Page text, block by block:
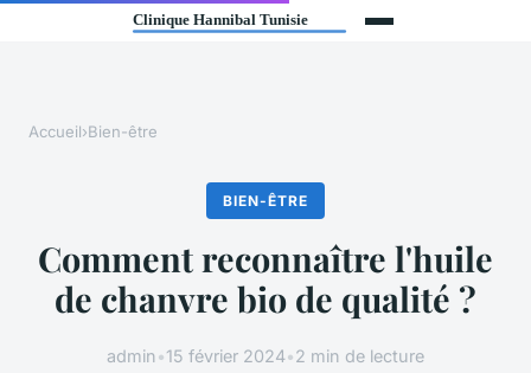
Accueil›Bien-être
BIEN-ÊTRE
Comment reconnaître l'huile
de chanvre bio de qualité ?
admin•15 février 2024•2 min de lecture